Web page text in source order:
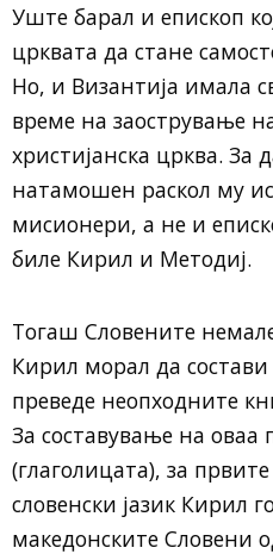
Уште барал и епископ
црквата да стане
Но, и Византија имала
време на заострување
христијанска црква. За
натамошен раскол му
мисионери, а не и
биле Кирил и Методиј.
Тогаш Словените
Кирил морал да состави
преведе неопходните
За составување на оваа
(глаголицата), за
словенски јазик Кирил
македонските Словени